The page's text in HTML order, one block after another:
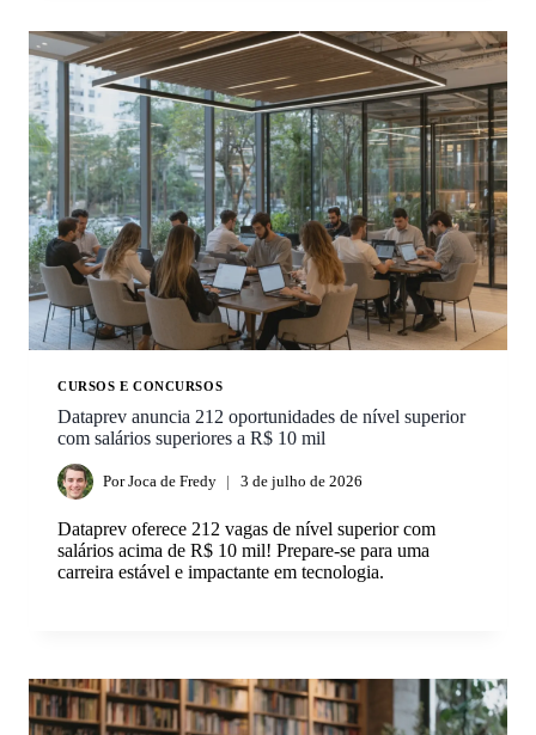
CURSOS E CONCURSOS
Dataprev anuncia 212 oportunidades de nível superior
com salários superiores a R$ 10 mil
Por Joca de Fredy 3 de julho de 2026
Dataprev oferece 212 vagas de nível superior com
salários acima de R$ 10 mil! Prepare-se para uma
carreira estável e impactante em tecnologia.